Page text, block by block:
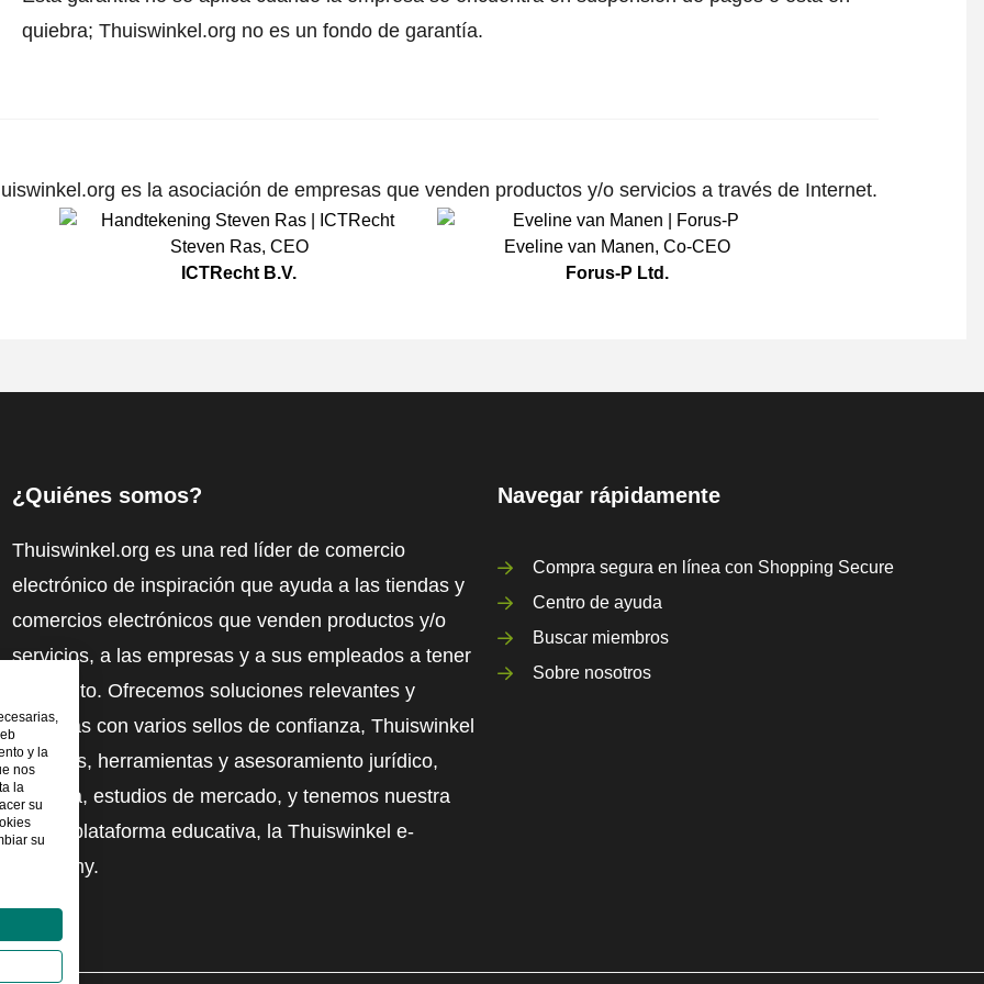
quiebra; Thuiswinkel.org no es un fondo de garantía.
es la asociación de empresas que venden productos y/o servicios a través de Internet.
Steven Ras, CEO
ICTRecht B.V.
Eveline van Manen, Co-CEO
Forus-P Ltd.
¿Quiénes somos?
Thuiswinkel.org es una red líder de comercio
electrónico de inspiración que ayuda a las tiendas y
comercios electrónicos que venden productos y/o
servicios, a las empresas y a sus empleados a tener
más éxito. Ofrecemos soluciones relevantes y
prácticas con varios sellos de confianza, Thuiswinkel
Reviews, herramientas y asesoramiento jurídico,
defensa, estudios de mercado, y tenemos nuestra
propia plataforma educativa, la Thuiswinkel e-
Academy.
Navegar rápidamente
Compra segura en línea con Shopping Secure
Centro de ayuda
Buscar miembros
Sobre nosotros
y la
nos
la
su
su